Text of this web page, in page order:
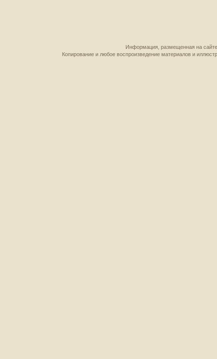
Информация, размещенная на
Копирование и любое воспроизведение материалов и